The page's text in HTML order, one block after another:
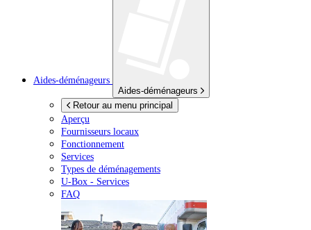
Aides-déménageurs
Aides-déménageurs
Retour au menu principal
Aperçu
Fournisseurs locaux
Fonctionnement
Services
Types de déménagements
U-Box - Services
FAQ